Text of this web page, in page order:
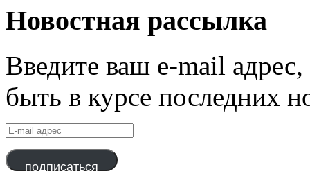
Новостная рассылка
Введите ваш e-mail
быть в курсе последних
E-
mail
адрес
подписаться